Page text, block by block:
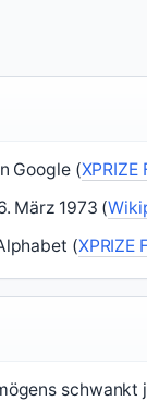
Google (XPRIZE
März 1973 (
(XPRIZE
schwankt